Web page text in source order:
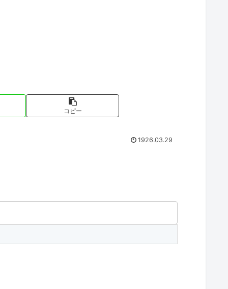
コピー
1926.03.29